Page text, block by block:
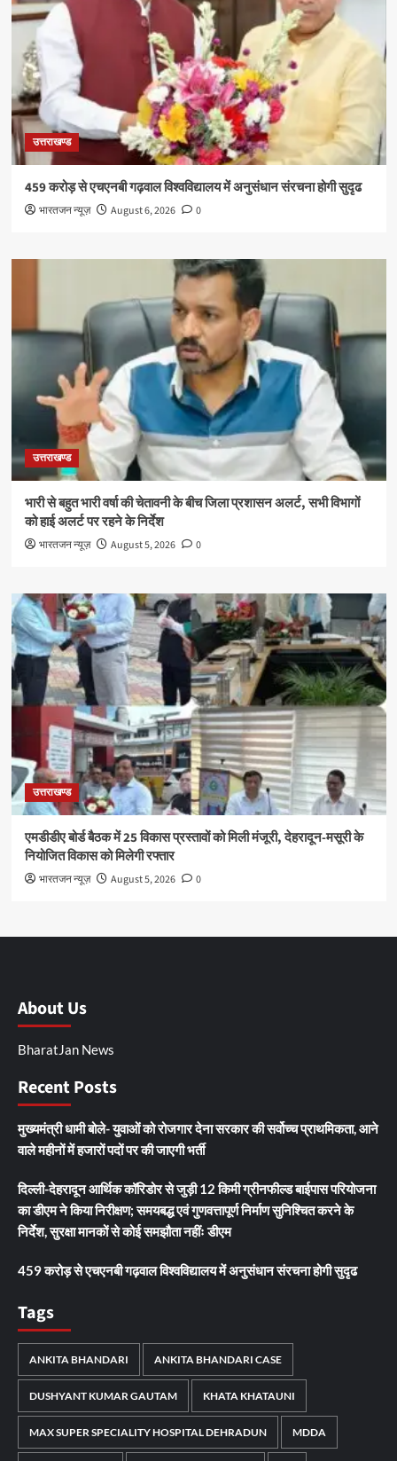
उत्तराखण्ड
459 करोड़ से एचएनबी गढ़वाल विश्वविद्यालय में अनुसंधान संरचना होगी सुदृढ
भारतजन न्यूज़ August 6, 2026 0
उत्तराखण्ड
भारी से बहुत भारी वर्षा की चेतावनी के बीच जिला प्रशासन अलर्ट, सभी विभागों
को हाई अलर्ट पर रहने के निर्देश
भारतजन न्यूज़ August 5, 2026 0
उत्तराखण्ड
एमडीडीए बोर्ड बैठक में 25 विकास प्रस्तावों को मिली मंजूरी, देहरादून-मसूरी के
नियोजित विकास को मिलेगी रफ्तार
भारतजन न्यूज़ August 5, 2026 0
About Us
BharatJan News
Recent Posts
मुख्यमंत्री धामी बोले- युवाओं को रोजगार देना सरकार की सर्वोच्च प्राथमिकता, आने
वाले महीनों में हजारों पदों पर की जाएगी भर्ती
दिल्ली-देहरादून आर्थिक कॉरिडोर से जुड़ी 12 किमी ग्रीनफील्ड बाईपास परियोजना
का डीएम ने किया निरीक्षण; समयबद्ध एवं गुणवत्तापूर्ण निर्माण सुनिश्चित करने के
निर्देश, सुरक्षा मानकों से कोई समझौता नहींः डीएम
459 करोड़ से एचएनबी गढ़वाल विश्वविद्यालय में अनुसंधान संरचना होगी सुदृढ
Tags
ANKITA BHANDARI ANKITA BHANDARI CASE
DUSHYANT KUMAR GAUTAM KHATA KHATAUNI
MAX SUPER SPECIALITY HOSPITAL DEHRADUN MDDA